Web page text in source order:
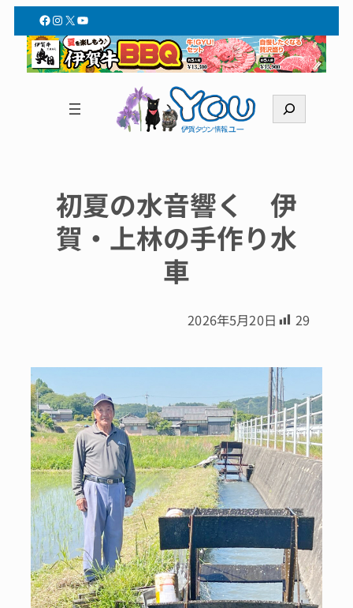
Facebook
Instagram
X YouTube
索
初夏の水音響く 伊
賀・上林の手作り水
車
2026年5月20日 29